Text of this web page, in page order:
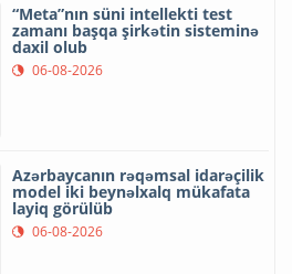
“Meta”nın süni intellekti test
zamanı başqa şirkətin sisteminə
daxil olub
06-08-2026
Azərbaycanın rəqəmsal idarəçilik
model iki beynəlxalq mükafata
layiq görülüb
06-08-2026